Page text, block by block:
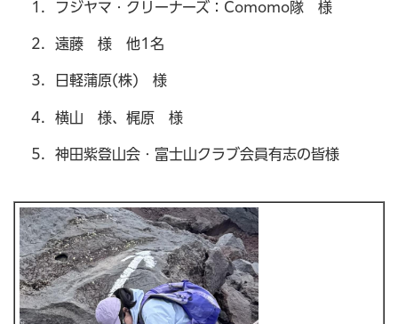
フジヤマ・クリーナーズ：Comomo隊 様
遠藤 様 他1名
日軽蒲原(株) 様
横山 様、梶原 様
神田紫登山会・富士山クラブ会員有志の皆様